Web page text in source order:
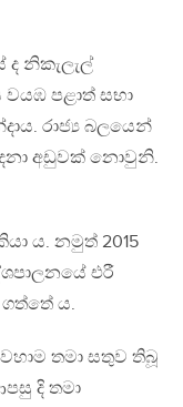
ද නිකැලැල්
පළාත් සභා
රාජ්‍ය බලයෙන්
අඩුවක් නොවුනි.
ය. නමුත් 2015
එරී
ය.
තමා සතුව තිබූ
දි තමා